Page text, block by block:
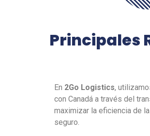
Principales
En 2Go Logistics,
con Canadá a través del
maximizar la eficiencia de
seguro.